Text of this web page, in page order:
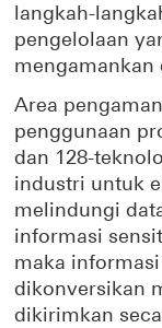
langkah-
pengelolaan
mengamankan
Area
penggunaan
dan 128-
industri untuk
melindungi
informasi
maka
dikonversikan
dikirimkan